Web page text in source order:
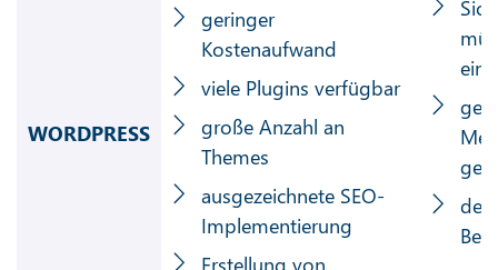
WORDPRESS
geringer
Kostenaufwand
viele Plugins verfügbar
große Anzahl an
Themes
ausgezeichnete SEO-
Implementierung
Erstellung von